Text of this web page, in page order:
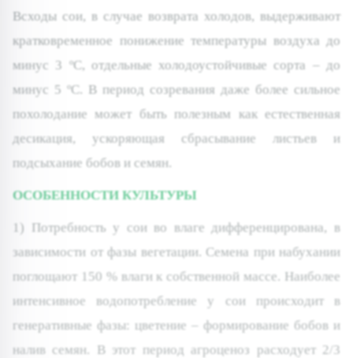
Всходы сои, в случае возврата холодов, выдерживают
кратковременное понижение температуры воздуха до
минус 3 ºС, отдельные холодоустойчивые сорта – до
минус 5 ºС. В период созревания даже более сильное
похолодание может быть полезным как естественная
десикация, ускоряющая сбрасывание листьев и
подсыхание бобов и семян.
ОСОБЕННОСТИ КУЛЬТУРЫ
1) Потребность у сои во влаге дифференцирована, в
зависимости от фазы вегетации. Семена при набухании
поглощают 150 % влаги к собственной массе. Наиболее
интенсивное водопотребление у сои происходит в
генеративные фазы: цветение – формирование бобов и
налив семян. В этот период агроценоз расходует 2/3